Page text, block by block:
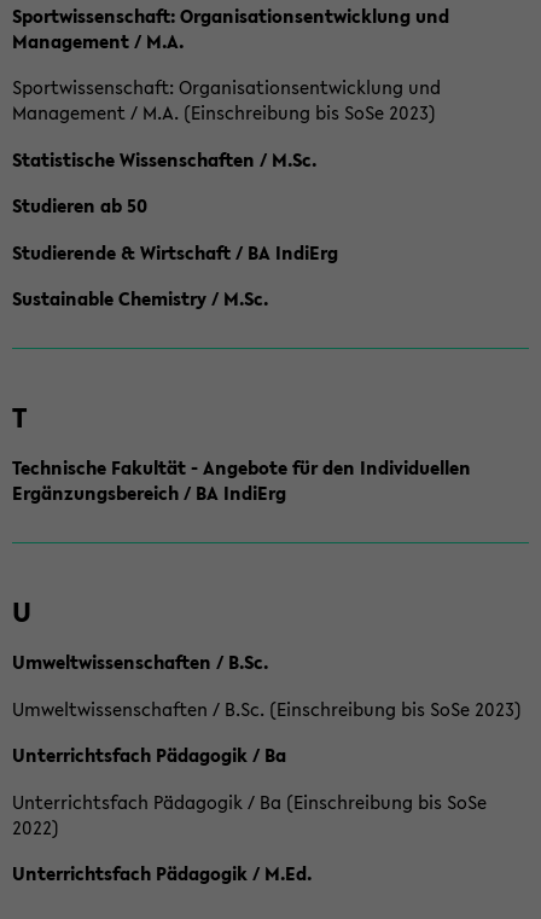
Sportwissenschaft: Organisationsentwicklung und
Management / M.A.
Sportwissenschaft: Organisationsentwicklung und
Management / M.A. (Einschreibung bis SoSe 2023)
Statistische Wissenschaften / M.Sc.
Studieren ab 50
Studierende & Wirtschaft / BA IndiErg
Sustainable Chemistry / M.Sc.
T
Technische Fakultät - Angebote für den Individuellen
Ergänzungsbereich / BA IndiErg
U
Umweltwissenschaften / B.Sc.
Umweltwissenschaften / B.Sc. (Einschreibung bis SoSe 2023)
Unterrichtsfach Pädagogik / Ba
Unterrichtsfach Pädagogik / Ba (Einschreibung bis SoSe
2022)
Unterrichtsfach Pädagogik / M.Ed.